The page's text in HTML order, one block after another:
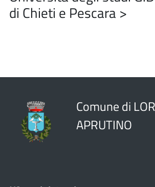
di Chieti e Pescara >
Comune di
APRUTINO